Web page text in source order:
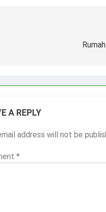
A REPLY
address will not be
*